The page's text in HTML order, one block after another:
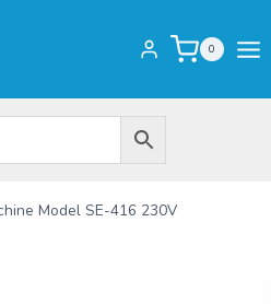
0
Model SE-416 230V